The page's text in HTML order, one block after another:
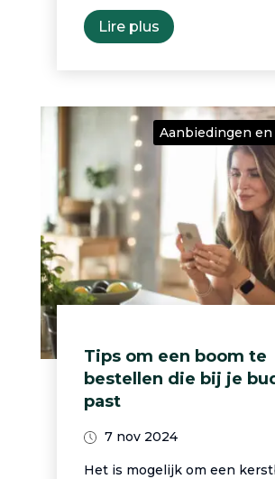
Lire plus
Aanbiedingen
Tips om een boom te
bestellen die bij je
past
7 nov 2024
Het is mogelijk om een